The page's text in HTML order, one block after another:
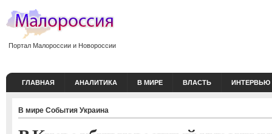
Портал Малороссии и Новороссии
ГЛАВНАЯ АНАЛИТИКА В МИРЕ ВЛАСТЬ ИНТЕРВЬЮ
В мире События Украина